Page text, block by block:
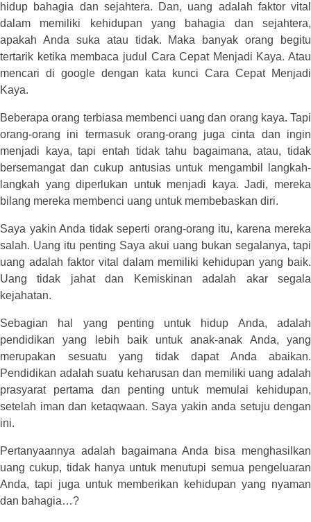
hidup bahagia dan sejahtera. Dan, uang adalah faktor vital
dalam memiliki kehidupan yang bahagia dan sejahtera,
apakah Anda suka atau tidak. Maka banyak orang begitu
tertarik ketika membaca judul Cara Cepat Menjadi Kaya. Atau
mencari di google dengan kata kunci Cara Cepat Menjadi
Kaya.
Beberapa orang terbiasa membenci uang dan orang kaya. Tapi
orang-orang ini termasuk orang-orang juga cinta dan ingin
menjadi kaya, tapi entah tidak tahu bagaimana, atau, tidak
bersemangat dan cukup antusias untuk mengambil langkah-
langkah yang diperlukan untuk menjadi kaya. Jadi, mereka
bilang mereka membenci uang untuk membebaskan diri.
Saya yakin Anda tidak seperti orang-orang itu, karena mereka
salah. Uang itu penting Saya akui uang bukan segalanya, tapi
uang adalah faktor vital dalam memiliki kehidupan yang baik.
Uang tidak jahat dan Kemiskinan adalah akar segala
kejahatan.
Sebagian hal yang penting untuk hidup Anda, adalah
pendidikan yang lebih baik untuk anak-anak Anda, yang
merupakan sesuatu yang tidak dapat Anda abaikan.
Pendidikan adalah suatu keharusan dan memiliki uang adalah
prasyarat pertama dan penting untuk memulai kehidupan,
setelah iman dan ketaqwaan. Saya yakin anda setuju dengan
ini.
Pertanyaannya adalah bagaimana Anda bisa menghasilkan
uang cukup, tidak hanya untuk menutupi semua pengeluaran
Anda, tapi juga untuk memberikan kehidupan yang nyaman
dan bahagia…?